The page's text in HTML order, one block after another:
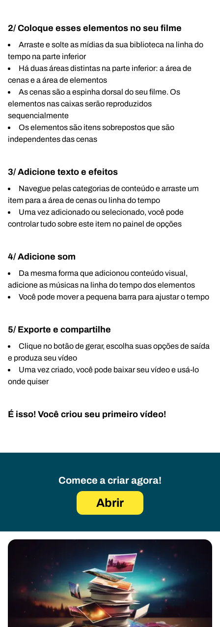
2/ Coloque esses elementos no seu filme
Arraste e solte as mídias da sua biblioteca na linha do
tempo na parte inferior
Há duas áreas distintas na parte inferior: a área de
cenas e a área de elementos
As cenas são a espinha dorsal do seu filme. Os
elementos nas caixas serão reproduzidos
sequencialmente
Os elementos são itens sobrepostos que são
independentes das cenas
3/ Adicione texto e efeitos
Navegue pelas categorias de conteúdo e arraste um
item para a área de cenas ou linha do tempo
Uma vez adicionado ou selecionado, você pode
controlar tudo sobre este item no painel de opções
4/ Adicione som
Da mesma forma que adicionou conteúdo visual,
adicione as músicas na linha do tempo dos elementos
Você pode mover a pequena barra para ajustar o tempo
5/ Exporte e compartilhe
Clique no botão de gerar, escolha suas opções de saída
e produza seu vídeo
Uma vez criado, você pode baixar seu vídeo e usá-lo
onde quiser
É isso! Você criou seu primeiro vídeo!
Comece a criar agora!
Abrir